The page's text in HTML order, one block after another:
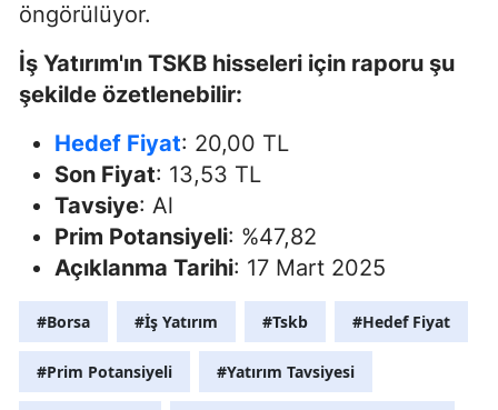
öngörülüyor.
İş Yatırım'ın TSKB hisseleri için raporu şu
şekilde özetlenebilir:
Hedef Fiyat: 20,00 TL
Son Fiyat: 13,53 TL
Tavsiye: Al
Prim Potansiyeli: %47,82
Açıklanma Tarihi: 17 Mart 2025
#Borsa #İş Yatırım #Tskb #Hedef Fiyat
#Prim Potansiyeli #Yatırım Tavsiyesi